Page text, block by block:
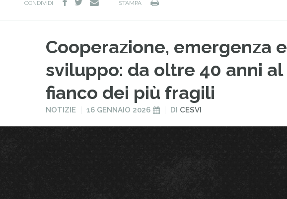
CONDIVIDI
e-
STAMPA
Cooperazione, emergenza e
sviluppo: da oltre 40 anni al
fianco dei più fragili
PUBBLICATO
NOTIZIE
PUBBLICATO
16 GENNAIO 2026 DI CESVI